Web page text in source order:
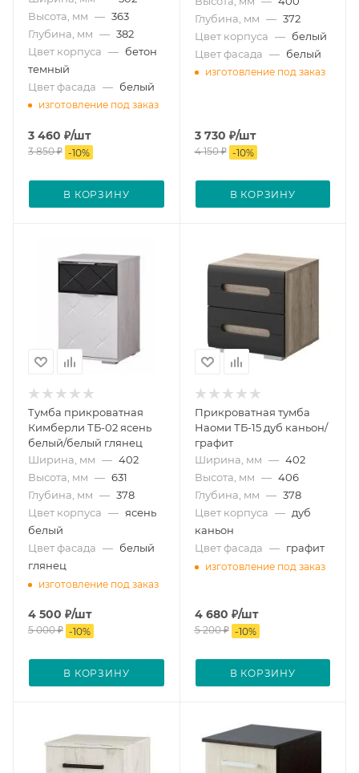
Высота, мм — 363
Глубина, мм — 382
Цвет корпуса — бетон
темный
Цвет фасада — белый
изготовление под заказ
3 460 ₽/шт
3 850₽ -10%
В КОРЗИНУ
Глубина, мм — 372
Цвет корпуса — белый
Цвет фасада — белый
изготовление под заказ
3 730 ₽/шт
4 150₽ -10%
В КОРЗИНУ
Тумба прикроватная
Кимберли ТБ-02 ясень
белый/белый глянец
Ширина, мм — 402
Высота, мм — 631
Глубина, мм — 378
Цвет корпуса — ясень
белый
Цвет фасада — белый
глянец
изготовление под заказ
4 500 ₽/шт
5 000₽ -10%
В КОРЗИНУ
Прикроватная тумба
Наоми ТБ-15 дуб каньон/
графит
Ширина, мм — 402
Высота, мм — 406
Глубина, мм — 378
Цвет корпуса — дуб
каньон
Цвет фасада — графит
изготовление под заказ
4 680 ₽/шт
5 200₽ -10%
В КОРЗИНУ